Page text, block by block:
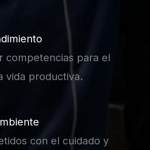
competencias para el
vida productiva.
con el cuidado y